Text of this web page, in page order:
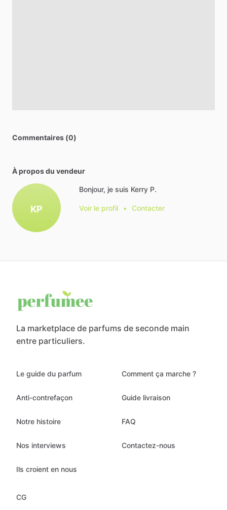
Commentaires (0)
À propos du vendeur
KP
Bonjour, je suis Kerry P.
Voir le profil • Contacter
La marketplace de parfums de seconde main
entre particuliers.
Le guide du parfum
Anti-contrefaçon
Notre histoire
Nos interviews
Ils croient en nous
Comment ça marche ?
Guide livraison
FAQ
Contactez-nous
CG